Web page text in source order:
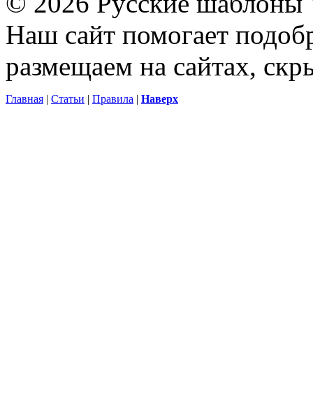
Наш сайт помогает
размещаем на сайтах,
Главная | Статьи | Правила | Наверх